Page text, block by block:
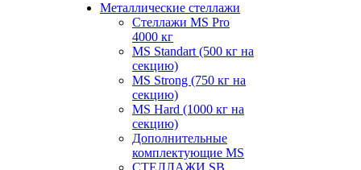
Металлические стеллажи
Стеллажи MS Pro
4000 кг
MS Standart (500 кг на
секцию)
MS Strong (750 кг на
секцию)
MS Hard (1000 кг на
секцию)
Дополнительные
комплектующие MS
СТЕЛЛАЖИ SB